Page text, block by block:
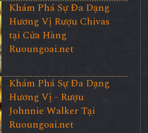
Khám Phá Sự Đa Dạng
Hương Vị Rượu Chivas
tại Cửa Hàng
Ruoungoai.net
Khám Phá Sự Đa Dạng
Hương Vị - Rượu
Johnnie Walker Tại
Ruoungoai.net